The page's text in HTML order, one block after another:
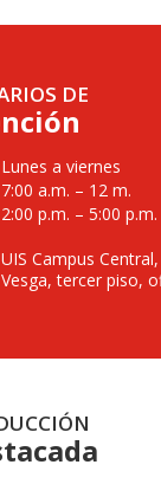
DE
Lunes a viernes
7:00 a.m. – 12 m.
2:00 p.m. – 5:00 p.m.
UIS Campus
Vesga, tercer piso,